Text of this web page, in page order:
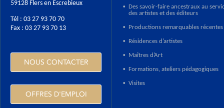
59128 Flers en Escrebieux
Tél : 03 27 93 70 70
Fax : 03 27 93 70 13
NOUS CONTACTER
OFFRES D'EMPLOI
•
Des savoir-faire ancestraux au
des artistes et des éditeurs
• Productions remarquables récentes
• Résidences d’artistes
• Maîtres d’Art
• Formations, ateliers pédagogiques
• Visites